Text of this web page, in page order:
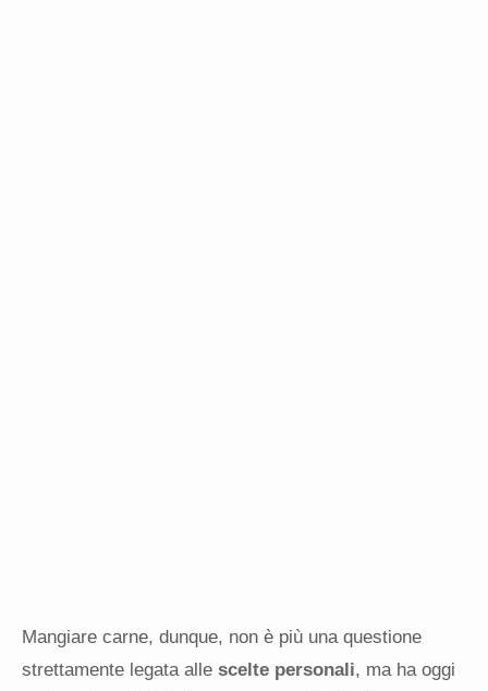
Mangiare carne, dunque, non è più una questione
strettamente legata alle scelte personali, ma ha oggi